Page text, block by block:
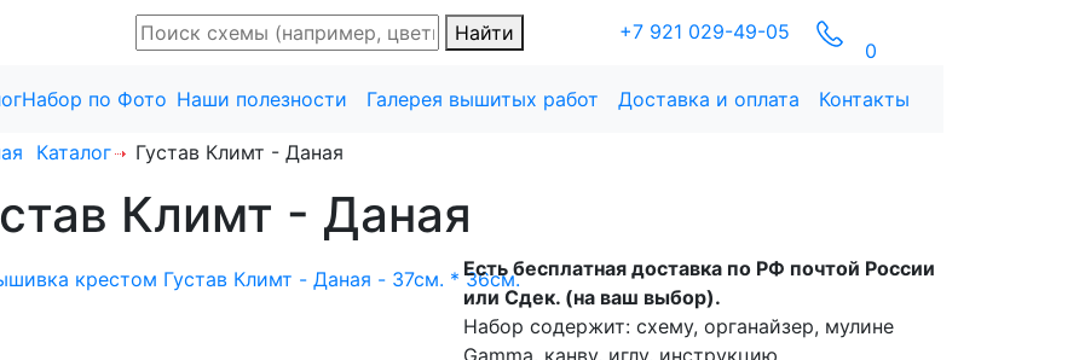
+7 921 029-49-05
0
Найти
Набор по Фото Наши полезности Галерея вышитых работ Доставка и оплата Контакты
Каталог Густав Климт - Даная
Климт - Даная
Есть бесплатная доставка по РФ почтой России
или Сдек. (на ваш выбор).
Набор содержит: схему, органайзер, мулине
Gamma, канву, иглу, инструкцию